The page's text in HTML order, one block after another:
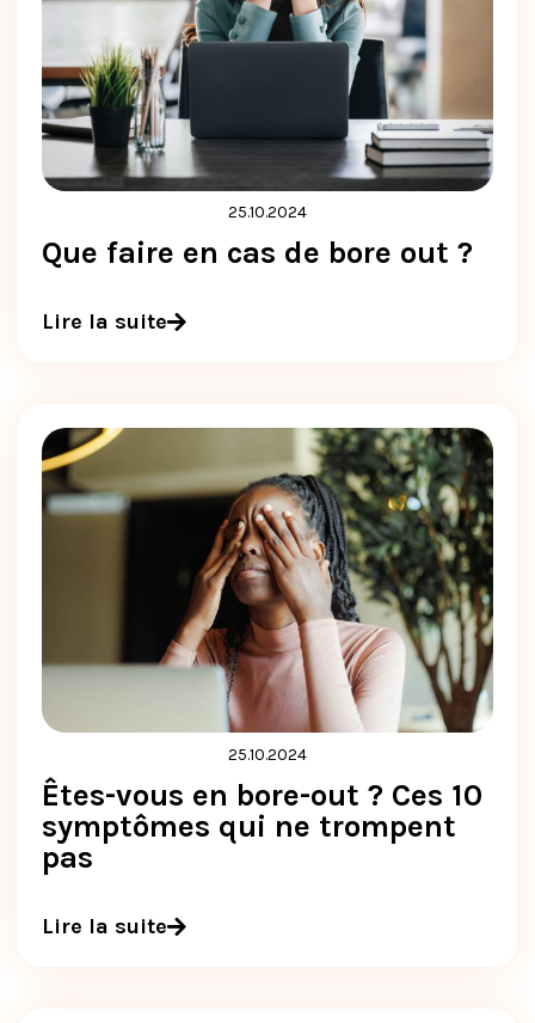
25.10.2024
Que faire en cas de bore out ?
Lire la suite
25.10.2024
Êtes-vous en bore-out ? Ces 10
symptômes qui ne trompent
pas
Lire la suite